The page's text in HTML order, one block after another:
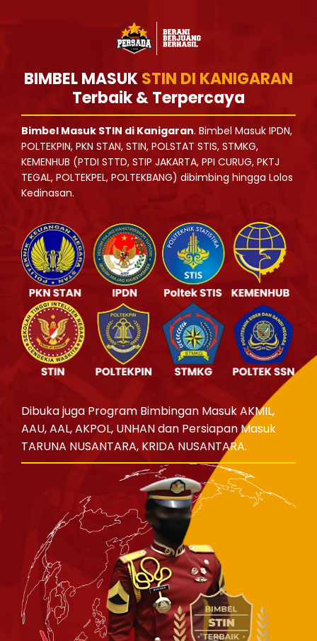
BIMBEL MASUKSTIN DI KANIGARAN
Terbaik & Terpercaya
Bimbel Masuk STIN di Kanigaran. Bimbel Masuk IPDN,
POLTEKPIN, PKN STAN, STIN, POLSTAT STIS, STMKG,
KEMENHUB (PTDI STTD, STIP JAKARTA, PPI CURUG, PKTJ
TEGAL, POLTEKPEL, POLTEKBANG) dibimbing hingga Lolos
Kedinasan.
Dibuka juga Program Bimbingan Masuk AKMIL,
AAU, AAL, AKPOL, UNHAN dan Persiapan Masuk
TARUNA NUSANTARA, KRIDA NUSANTARA.